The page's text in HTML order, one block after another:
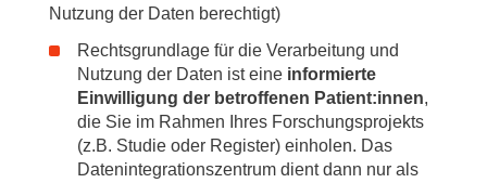
Nutzung der Daten berechtigt)
Rechtsgrundlage für die Verarbeitung und
Nutzung der Daten ist eine informierte
Einwilligung der betroffenen Patient:innen,
die Sie im Rahmen Ihres Forschungsprojekts
(z.B. Studie oder Register) einholen. Das
Datenintegrationszentrum dient dann nur als